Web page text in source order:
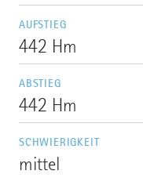
AUFSTIEG
442 Hm
ABSTIEG
442 Hm
SCHWIERIGKEIT
mittel